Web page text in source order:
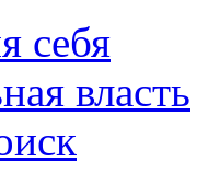
себя
власть